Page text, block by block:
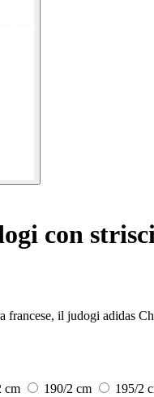
con
francese, il judogi adidas
cm 190/2 cm 195/2